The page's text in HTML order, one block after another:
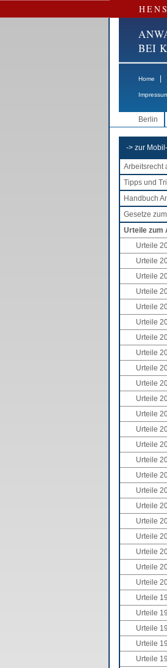
BEI
Home
Berlin
-> zur
Arbeitsrecht
Tipps und
Handbuch
Gesetze
Urteile zum
Urteile
Urteile
Urteile
Urteile
Urteile
Urteile
Urteile
Urteile
Urteile
Urteile
Urteile
Urteile
Urteile
Urteile
Urteile
Urteile
Urteile
Urteile
Urteile
Urteile
Urteile
Urteile
Urteile
Urteile
Urteile
Urteile
Urteile
Urteile